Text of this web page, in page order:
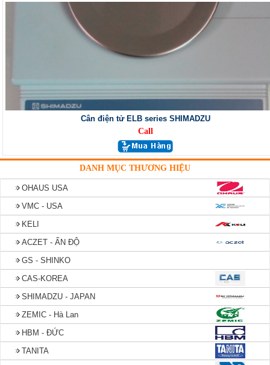
Cân điện tử ELB series SHIMADZU
Call
DANH MỤC THƯƠNG HIỆU
OHAUS USA
VMC - USA
KELI
ACZET - ẤN ĐỘ
GS - SHINKO
CAS-KOREA
SHIMADZU - JAPAN
ZEMIC - Hà Lan
HBM - ĐỨC
TANITA